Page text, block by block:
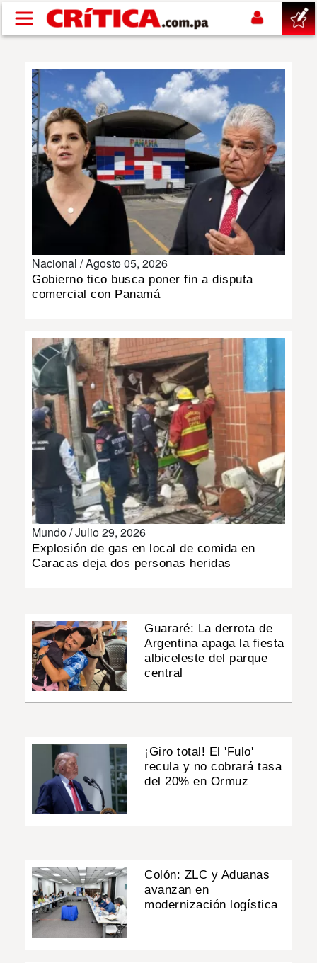
Pasar al contenido principal
SUCESOS
NACIONAL
POLÍTICA
DEPORTES
INSÓLITAS
MULTIMEDIA
IMPRESO
Nacional /Agosto 05, 2026
Gobierno tico busca poner fin a disputa
comercial con Panamá
Mundo /Julio 29, 2026
Explosión de gas en local de comida en
Caracas deja dos personas heridas
Guararé: La derrota de
Argentina apaga la fiesta
albiceleste del parque
central
¡Giro total! El 'Fulo'
recula y no cobrará tasa
del 20% en Ormuz
Colón: ZLC y Aduanas
avanzan en
modernización logística